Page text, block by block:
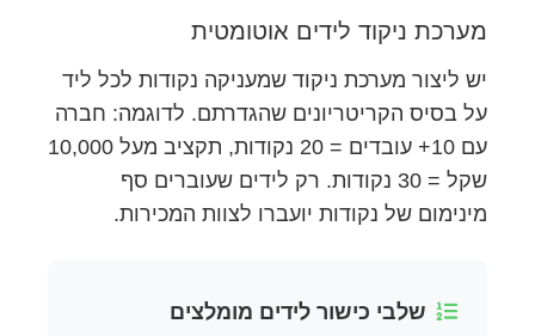
מערכת ניקוד לידים אוטומטית
יש ליצור מערכת ניקוד שמעניקה נקודות לכל ליד
על בסיס הקריטריונים שהגדרתם. לדוגמה: חברה
עם 10+ עובדים = 20 נקודות, תקציב מעל 10,000
שקל = 30 נקודות. רק לידים שעוברים סף
מינימום של נקודות יועברו לצוות המכירות.
שלבי כישור לידים מומלצים